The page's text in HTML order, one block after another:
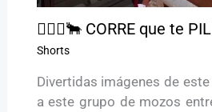
🏃🏻‍♂️🐂 CORRE que te
Shorts
Divertidas imágenes de
a este grupo de mozos